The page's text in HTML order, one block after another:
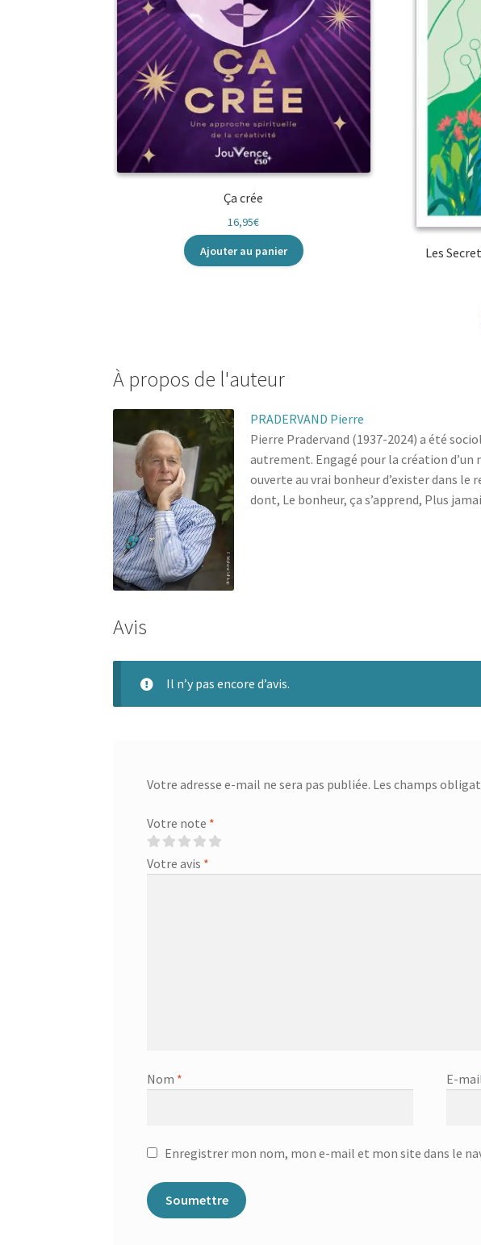
Ça crée
16,95€
Ajouter au panier
Les
À propos de l'auteur
PRADERVAND Pierre
Pierre Pradervand (1937-2024) a été
autrement. Engagé pour la création d’un
ouverte au vrai bonheur d’exister dans le
dont, Le bonheur, ça s’apprend, Plus
Avis
Il n’y pas encore d’avis.
Votre adresse e-mail ne sera pas publiée. Les champs
Votre note *
Votre avis *
Nom * E-
Enregistrer mon nom, mon e-mail et mon site dans le